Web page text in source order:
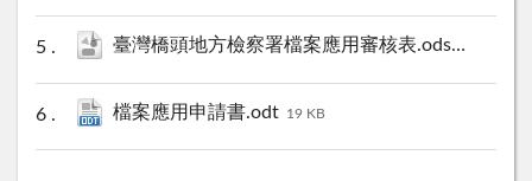
臺灣橋頭地方檢察署檔案應用審核表.ods 15 KB
檔案應用申請書.odt 19 KB